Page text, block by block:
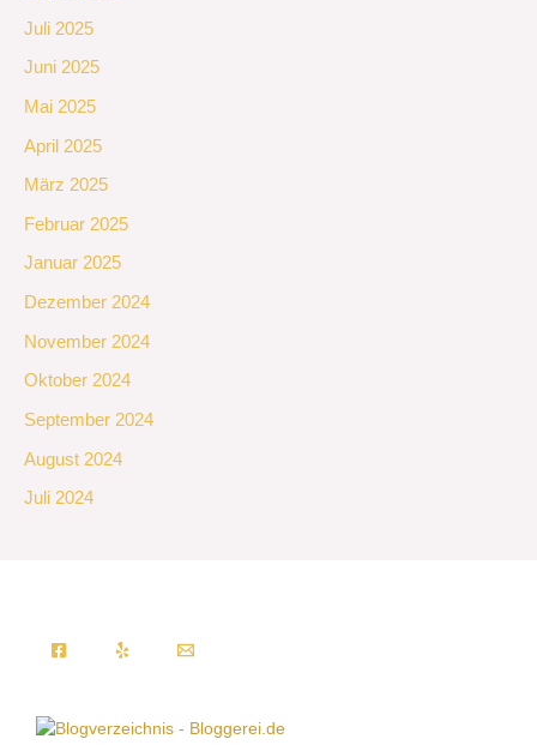
Juli 2025
Juni 2025
Mai 2025
April 2025
März 2025
Februar 2025
Januar 2025
Dezember 2024
November 2024
Oktober 2024
September 2024
August 2024
Juli 2024